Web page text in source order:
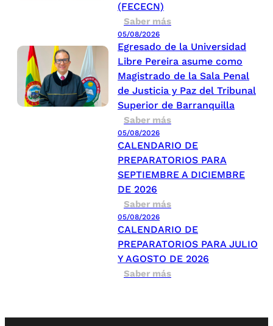
(FECECN)
Saber más
05/08/2026
Egresado de la Universidad
Libre Pereira asume como
Magistrado de la Sala Penal
de Justicia y Paz del Tribunal
Superior de Barranquilla
Saber más
05/08/2026
CALENDARIO DE
PREPARATORIOS PARA
SEPTIEMBRE A DICIEMBRE
DE 2026
Saber más
05/08/2026
CALENDARIO DE
PREPARATORIOS PARA JULIO
Y AGOSTO DE 2026
Saber más